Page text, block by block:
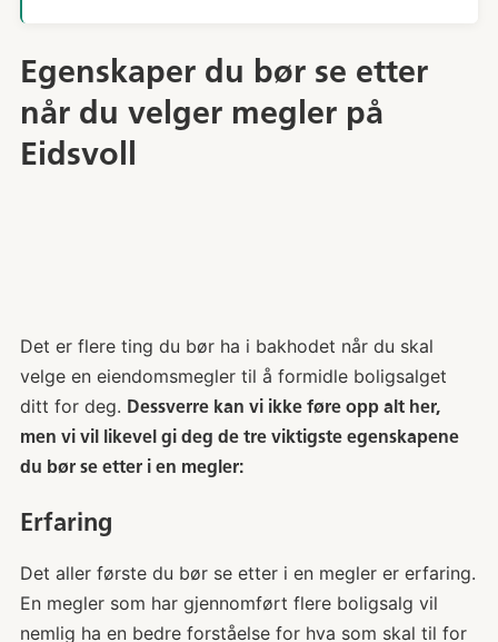
Egenskaper du bør se etter
når du velger megler på
Eidsvoll
Det er flere ting du bør ha i bakhodet når du skal
velge en eiendomsmegler til å formidle boligsalget
ditt for deg. Dessverre kan vi ikke føre opp alt her,
men vi vil likevel gi deg de tre viktigste egenskapene
du bør se etter i en megler:
Erfaring
Det aller første du bør se etter i en megler er erfaring.
En megler som har gjennomført flere boligsalg vil
nemlig ha en bedre forståelse for hva som skal til for